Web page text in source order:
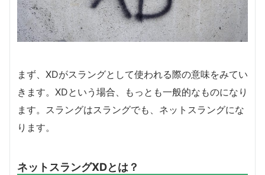
まず、XDがスラングとして使われる際の意味をみてい
きます。XDという場合、もっとも一般的なものになり
ます。スラングはスラングでも、ネットスラングにな
ります。
ネットスラングXDとは？